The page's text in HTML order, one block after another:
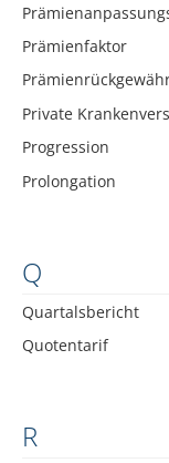
Prämienfaktor
Private
Progression
Prolongation
Q
Quartalsbericht
Quotentarif
R